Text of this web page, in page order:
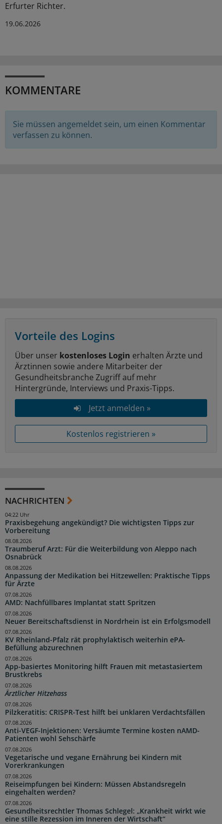
Erfurter Richter.
19.06.2026
KOMMENTARE
Sie müssen angemeldet sein, um einen Kommentar
verfassen zu können.
Vorteile des Logins
Über unser kostenloses Login erhalten Ärzte und
Ärztinnen sowie andere Mitarbeiter der
Gesundheitsbranche Zugriff auf mehr
Hintergründe, Interviews und Praxis-Tipps.
Jetzt anmelden »
Kostenlos registrieren »
NACHRICHTEN
Praxisbegehung angekündigt? Die wichtigsten Tipps zur
Vorbereitung
04:22 Uhr
Traumberuf Arzt: Für die Weiterbildung von Aleppo nach
Osnabrück
08.08.2026
Anpassung der Medikation bei Hitzewellen: Praktische Tipps
für Ärzte
08.08.2026
AMD: Nachfüllbares Implantat statt Spritzen
07.08.2026
Neuer Bereitschaftsdienst in Nordrhein ist ein Erfolgsmodell
07.08.2026
KV Rheinland-Pfalz rät prophylaktisch weiterhin ePA-
Befüllung abzurechnen
07.08.2026
App-basiertes Monitoring hilft Frauen mit metastasiertem
Brustkrebs
07.08.2026
Ärztlicher Hitzehass
07.08.2026
Pilzkeratitis: CRISPR-Test hilft bei unklaren Verdachtsfällen
07.08.2026
Anti-VEGF-Injektionen: Versäumte Termine kosten nAMD-
Patienten wohl Sehschärfe
07.08.2026
Vegetarische und vegane Ernährung bei Kindern mit
Vorerkrankungen
07.08.2026
Reiseimpfungen bei Kindern: Müssen Abstandsregeln
eingehalten werden?
07.08.2026
Gesundheitsrechtler Thomas Schlegel: „Krankheit wirkt wie
eine stille Rezession im Inneren der Wirtschaft“
07.08.2026